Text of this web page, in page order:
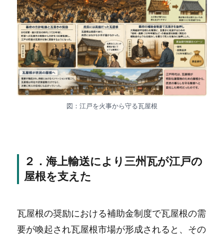
図：江戸を火事から守る瓦屋根
２．海上輸送により三州瓦が江戸の
屋根を支えた
瓦屋根の奨励における補助金制度で瓦屋根の需
要が喚起され瓦屋根市場が形成されると、その